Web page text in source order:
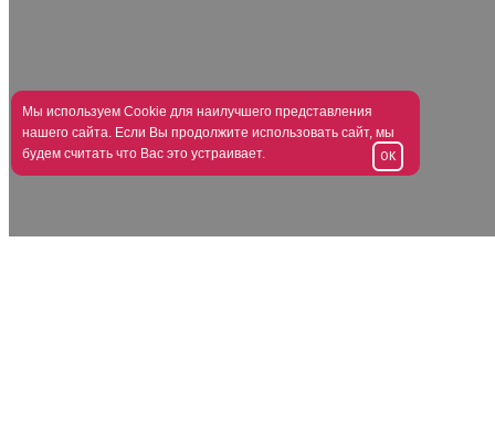
Мы используем Cookie для наилучшего представления
нашего сайта. Если Вы продолжите использовать сайт, мы
будем считать что Вас это устраивает.
OK